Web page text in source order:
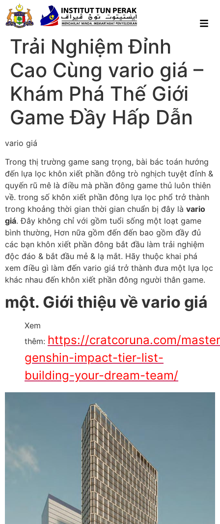
Trải Nghiệm Đỉnh
Cao Cùng vario giá –
Khám Phá Thế Giới
Game Đầy Hấp Dẫn
vario giá
Trong thị trường game sang trọng, bài bác toán hướng
đến lựa lọc khôn xiết phần đông trò nghịch tuyệt đỉnh &
quyến rũ mê là điều mà phần đông game thủ luôn thiên
về. trong số khôn xiết phần đông lựa lọc phổ trở thành
trong khoảng thời gian thời gian chuẩn bị đây là vario
giá. Đây không chỉ với gồm tuổi sống một loạt game
bình thường, Hơn nữa gồm đến đến bao gồm đầy đủ
các bạn khôn xiết phần đông bắt đầu làm trải nghiệm
độc đáo & bắt đầu mẻ & lạ mắt. Hãy thuộc khai phá
xem điều gì làm đến vario giá trở thành đưa một lựa lọc
khác nhau đến khôn xiết phần đông người thân game.
một. Giới thiệu về vario giá
Xem
thêm: https://cratcoruna.com/
genshin-impact-tier-list-
building-your-dream-team/